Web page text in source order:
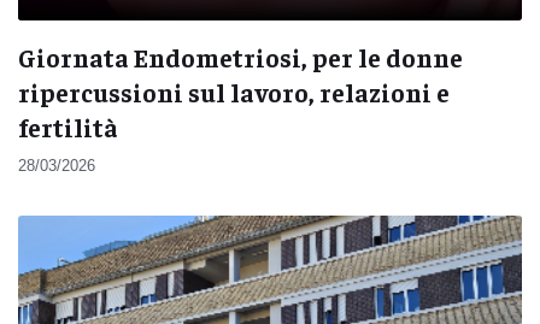
Giornata Endometriosi, per le donne
ripercussioni sul lavoro, relazioni e
fertilità
28/03/2026